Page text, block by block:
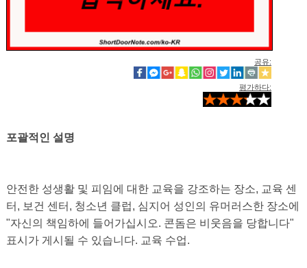
공유:
평가하다:
포괄적인 설명
안전한 성생활 및 피임에 대한 교육을 강조하는 장소, 교육 센
터, 보건 센터, 청소년 클럽, 심지어 성인의 유머러스한 장소에
"자신의 책임하에 들어가십시오. 콘돔은 비웃음을 당합니다"
표시가 게시될 수 있습니다. 교육 수업.